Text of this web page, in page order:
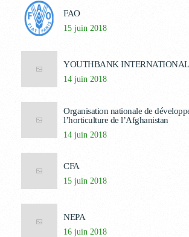
FAO
15 juin 2018
YOUTHBANK INTERNATIONAL
14 juin 2018
Organisation nationale de
l’horticulture de l’Afghanistan
14 juin 2018
CFA
15 juin 2018
NEPA
16 juin 2018